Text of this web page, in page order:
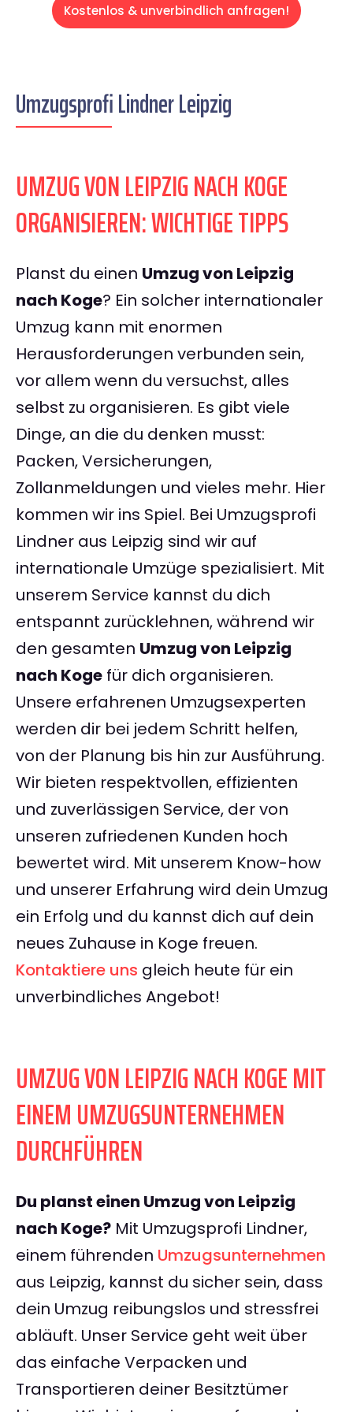
Kostenlos & unverbindlich anfragen!
Umzugsprofi Lindner Leipzig
UMZUG VON LEIPZIG NACH KOGE
ORGANISIEREN: WICHTIGE TIPPS
Planst du einen Umzug von Leipzig
nach Koge? Ein solcher internationaler
Umzug kann mit enormen
Herausforderungen verbunden sein,
vor allem wenn du versuchst, alles
selbst zu organisieren. Es gibt viele
Dinge, an die du denken musst:
Packen, Versicherungen,
Zollanmeldungen und vieles mehr. Hier
kommen wir ins Spiel. Bei Umzugsprofi
Lindner aus Leipzig sind wir auf
internationale Umzüge spezialisiert. Mit
unserem Service kannst du dich
entspannt zurücklehnen, während wir
den gesamten Umzug von Leipzig
nach Koge für dich organisieren.
Unsere erfahrenen Umzugsexperten
werden dir bei jedem Schritt helfen,
von der Planung bis hin zur Ausführung.
Wir bieten respektvollen, effizienten
und zuverlässigen Service, der von
unseren zufriedenen Kunden hoch
bewertet wird. Mit unserem Know-how
und unserer Erfahrung wird dein Umzug
ein Erfolg und du kannst dich auf dein
neues Zuhause in Koge freuen.
Kontaktiere uns gleich heute für ein
unverbindliches Angebot!
UMZUG VON LEIPZIG NACH KOGE MIT
EINEM UMZUGSUNTERNEHMEN
DURCHFÜHREN
Du planst einen Umzug von Leipzig
nach Koge? Mit Umzugsprofi Lindner,
einem führenden Umzugsunternehmen
aus Leipzig, kannst du sicher sein, dass
dein Umzug reibungslos und stressfrei
abläuft. Unser Service geht weit über
das einfache Verpacken und
Transportieren deiner Besitztümer